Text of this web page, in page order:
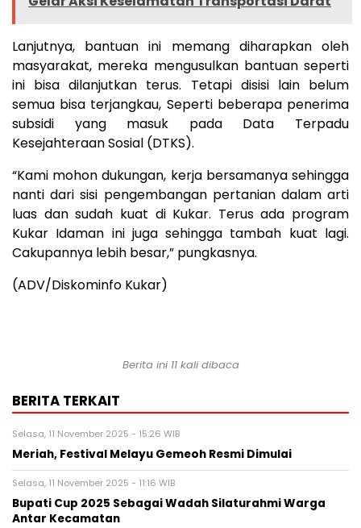
Lanjutnya, bantuan ini memang diharapkan oleh
masyarakat, mereka mengusulkan bantuan seperti
ini bisa dilanjutkan terus. Tetapi disisi lain belum
semua bisa terjangkau, Seperti beberapa penerima
subsidi yang masuk pada Data Terpadu
Kesejahteraan Sosial (DTKS).
“Kami mohon dukungan, kerja bersamanya sehingga
nanti dari sisi pengembangan pertanian dalam arti
luas dan sudah kuat di Kukar. Terus ada program
Kukar Idaman ini juga sehingga tambah kuat lagi.
Cakupannya lebih besar,” pungkasnya.
(ADV/Diskominfo Kukar)
Berita ini 11 kali dibaca
BERITA TERKAIT
Selasa, 11 November 2025 - 15:26 WIB
Meriah, Festival Melayu Gemeoh Resmi Dimulai
Selasa, 11 November 2025 - 11:16 WIB
Bupati Cup 2025 Sebagai Wadah Silaturahmi Warga
Antar Kecamatan